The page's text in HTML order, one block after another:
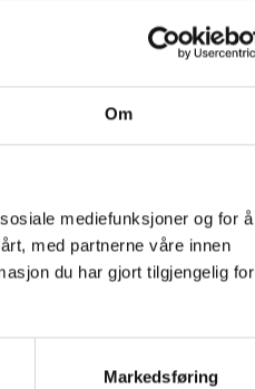
Om
mediefunksjoner og for å
med partnerne våre innen
du har gjort tilgjengelig for
Markedsføring
Contact us today!